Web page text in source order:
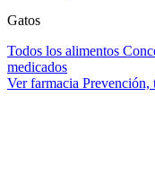
Gatos
Todos los alimentos
medicados
Ver farmacia Prevención,